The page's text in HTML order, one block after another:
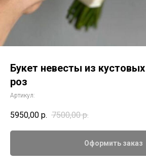
Букет невесты из
роз
Артикул:
5950,00 р. 7500,00 р.
Оформить заказ